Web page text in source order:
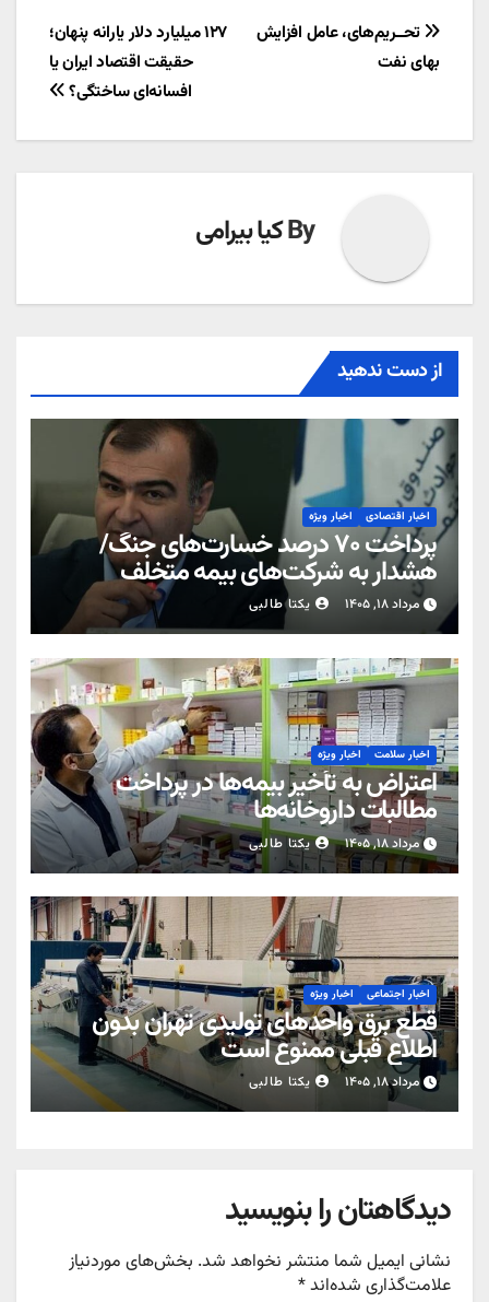
راهبری
نوشته
۱۲۷ میلیارد دلار یارانه پنهان؛
حقیقت اقتصاد ایران یا
افسانه‌ای ساختگی؟
تحــریم‌های، عامل افزایش
بهای نفت
By کیا بیرامی
از دست ندهید
اخبار اقتصادی اخبار ویژه
پرداخت ۷۰ درصد خسارت‌های جنگ/
هشدار به شرکت‌های بیمه متخلف
مرداد ۱۸, ۱۴۰۵ یکتا طالبی
اخبار سلامت اخبار ویژه
اعتراض به تأخیر بیمه‌ها در پرداخت
مطالبات داروخانه‌ها
مرداد ۱۸, ۱۴۰۵ یکتا طالبی
اخبار اجتماعی اخبار ویژه
قطع برق واحدهای تولیدی تهران بدون
اطلاع قبلی ممنوع است
مرداد ۱۸, ۱۴۰۵ یکتا طالبی
دیدگاهتان را بنویسید
نشانی ایمیل شما منتشر نخواهد شد. بخش‌های موردنیاز
علامت‌گذاری شده‌اند*